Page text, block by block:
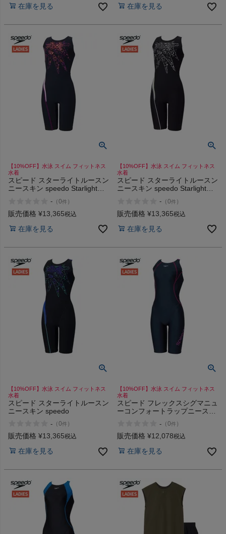
ご利用ガイド
クーポン一覧
商品レビュー
プロテイン・サプリメントまとめ買い
スタッフコーディネート
在庫を見る 在庫を見る
【10%OFF】水泳 スイム フィットネス
水着
スピード スターライトルースン
ニースキン speedo Starlight
- （0件 ）
販売価格 ¥13,365税込
在庫を見る
【10%OFF】水泳 スイム フィットネス
水着
スピード スターライトルースン
ニースキン speedo Starlight
- （0件 ）
販売価格 ¥13,365税込
在庫を見る
【10%OFF】水泳 スイム フィットネス
水着
スピード スターライトルースン
ニースキン speedo
- （0件 ）
販売価格 ¥13,365税込
在庫を見る
【10%OFF】水泳 スイム フィットネス
水着
スピード フレックスシグマニュ
ーコンフォートラップニースキ
Lap Kneeskin- （0件 ）
販売価格 ¥12,078税込
在庫を見る